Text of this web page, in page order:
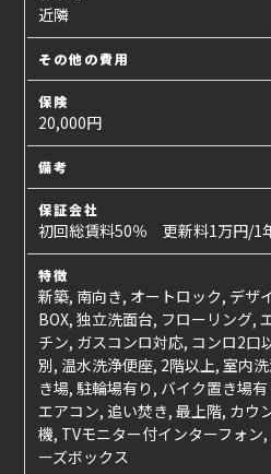
近隣
その他の費用
保険
20,000円
備考
保証会社
初回総賃料50％ 更新料1万円/1
特徴
新築, 南向き, オートロック, デザ
BOX, 独立洗面台, フローリング,
チン, ガスコンロ対応, コンロ2口
別, 温水洗浄便座, 2階以上, 室内
き場, 駐輪場有り, バイク置き場
エアコン, 追い焚き, 最上階, カウ
機, TVモニター付インターフォン
ーズボックス